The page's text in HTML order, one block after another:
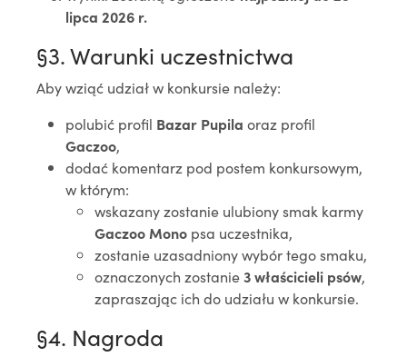
lipca 2026 r.
§3. Warunki uczestnictwa
Aby wziąć udział w konkursie należy:
polubić profil Bazar Pupila oraz profil
Gaczoo,
dodać komentarz pod postem konkursowym,
w którym:
wskazany zostanie ulubiony smak karmy
Gaczoo Mono psa uczestnika,
zostanie uzasadniony wybór tego smaku,
oznaczonych zostanie3 właścicieli psów,
zapraszając ich do udziału w konkursie.
§4. Nagroda